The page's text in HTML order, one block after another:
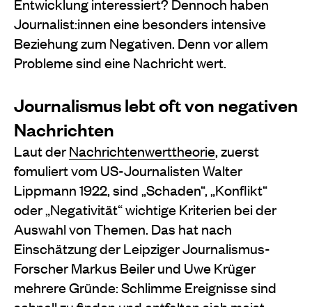
Journalist:innen eine besonders intensive
Beziehung zum Negativen. Denn vor allem
Probleme sind eine Nachricht wert.
Journalismus lebt oft von negativen
Nachrichten
Laut derNachrichtenwerttheorie, zuerst
fomuliert vom US-Journalisten Walter
Lippmann 1922, sind „Schaden“, „Konflikt“
oder „Negativität“ wichtige Kriterien bei der
Auswahl von Themen. Das hat nach
Einschätzung der Leipziger Journalismus-
Forscher Markus Beiler und Uwe Krüger
mehrere Gründe: Schlimme Ereignisse sind